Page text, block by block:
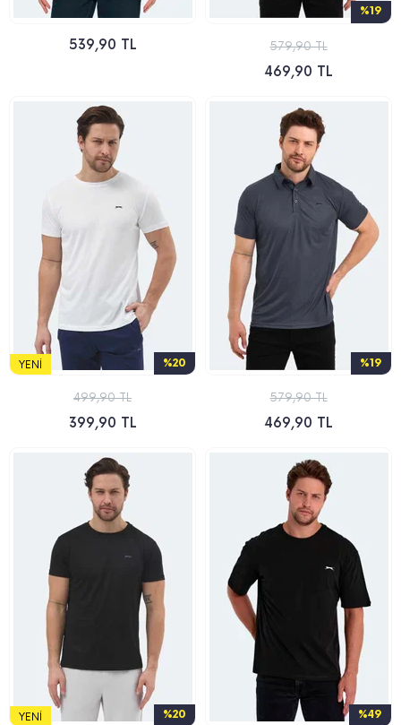
539,90 TL
%19
579,90 TL
469,90 TL
%20
YENI
499,90 TL
399,90 TL
%19
579,90 TL
469,90 TL
%20
YENI %49